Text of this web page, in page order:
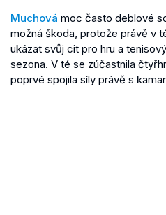
Muchová moc často deblové
možná škoda, protože právě v
ukázat svůj cit pro hru a
sezona. V té se zúčastnila
poprvé spojila síly právě s